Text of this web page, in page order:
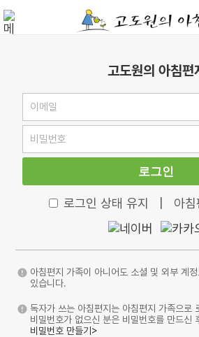
고도원의 아침편
로그인
로그인 상태 유지 아침
아침편지 가족이 아니어도 소셜 및 외부 계
있습니다.
독자가 쓰는 아침편지는 아침편지 가족으로
비밀번호가 없으신 분은 비밀번호를 만드신
비밀번호 만들기>